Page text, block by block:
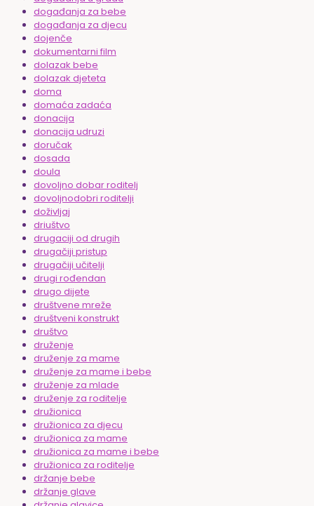
događanja za bebe
događanja za djecu
dojenče
dokumentarni film
dolazak bebe
dolazak djeteta
doma
domaća zadaća
donacija
donacija udruzi
doručak
dosada
doula
dovoljno dobar roditelj
dovoljnodobri roditelji
doživljaj
driuštvo
drugaciji od drugih
drugačiji pristup
drugačiji učitelji
drugi rođendan
drugo dijete
društvene mreže
društveni konstrukt
društvo
druženje
druženje za mame
druženje za mame i bebe
druženje za mlade
druženje za roditelje
družionica
družionica za djecu
družionica za mame
družionica za mame i bebe
družionica za roditelje
držanje bebe
držanje glave